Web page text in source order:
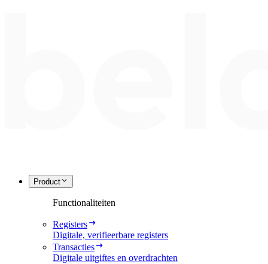
Product
Functionaliteiten
Registers
Digitale, verifieerbare registers
Transacties
Digitale uitgiftes en overdrachten